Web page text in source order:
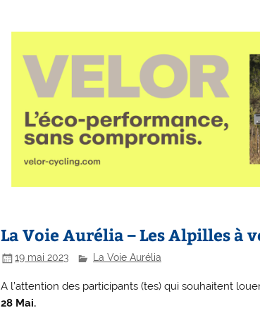
La Voie Aurélia – Les Alpilles à
19 mai 2023 La Voie Aurélia
A l’attention des participants (tes) qui souhaitent
28 Mai.